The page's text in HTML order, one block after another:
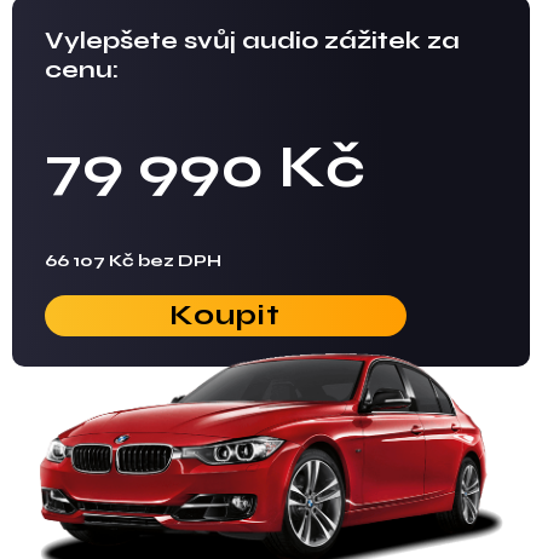
Vylepšete svůj audio zážitek za
cenu:
79 990 Kč
66 107 Kč bez DPH
Koupit